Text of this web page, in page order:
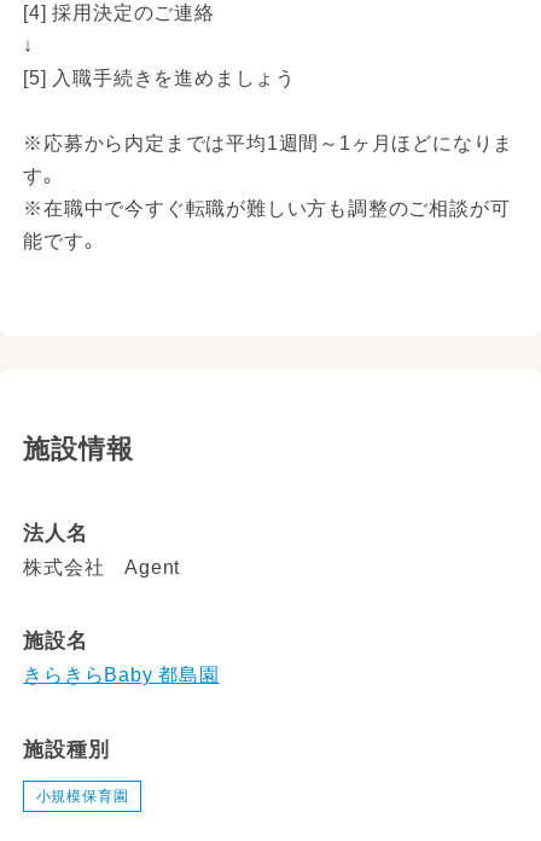
[4] 採用決定のご連絡
↓
[5] 入職手続きを進めましょう
※応募から内定までは平均1週間～1ヶ月ほどになりま
す。
※在職中で今すぐ転職が難しい方も調整のご相談が可
能です。
施設情報
法人名
株式会社 Agent
施設名
きらきらBaby 都島園
施設種別
小規模保育園